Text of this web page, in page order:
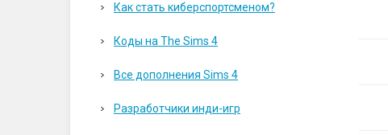
Как стать киберспортсменом?
Коды на The Sims 4
Все дополнения Sims 4
Разработчики инди-игр